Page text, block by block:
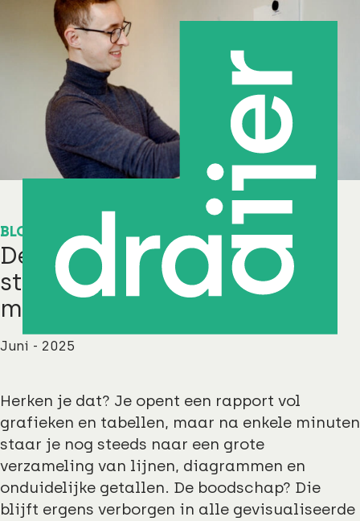
BLOG
De kracht van data
storytelling in facility
management
Juni - 2025
Herken je dat? Je opent een rapport vol
grafieken en tabellen, maar na enkele minuten
staar je nog steeds naar een grote
verzameling van lijnen, diagrammen en
onduidelijke getallen. De boodschap? Die
blijft ergens verborgen in alle gevisualiseerde